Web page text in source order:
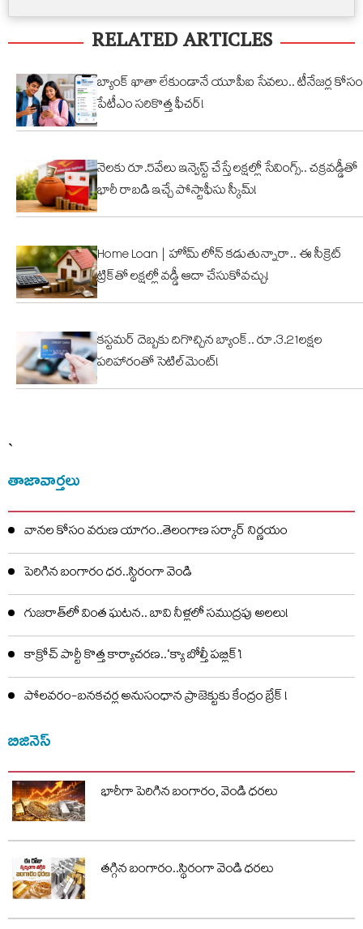
స్వీకారం
నిర్మాణం..
నార్సింగిలో
స్కూల్‌
భవనం
కూల్చివేత
ఏనుగు..
క్యూట్
వీడియో
వైరల్!
RELATED ARTICLES
బ్యాంక్ ఖాతా లేకుండానే యూపీఐ సేవలు.. టీనేజర్ల కోసం
పేటీఎం సరికొత్త ఫీచర్!
నెలకు రూ.5వేలు ఇన్వెస్ట్ చేస్తే లక్షల్లో సేవింగ్స్.. చక్రవడ్డీతో
భారీ రాబడి ఇచ్చే పోస్టాఫీసు స్కీమ్!
Home Loan | హోమ్ లోన్ కడుతున్నారా.. ఈ సీక్రెట్
ట్రిక్‌తో లక్షల్లో వడ్డీ ఆదా చేసుకోవచ్చు!
కస్టమర్ దెబ్బకు దిగొచ్చిన బ్యాంక్.. రూ.3.21లక్షల
పరిహారంతో సెటిల్‌మెంట్!
`
తాజావార్తలు
వానల కోసం వరుణ యాగం..తెలంగాణ సర్కార్ నిర్ణయం
పెరిగిన బంగారం ధర..స్థిరంగా వెండి
గుజరాత్‌లో వింత ఘటన.. బావి నీళ్లలో సముద్రపు అలలు!
కాక్రోచ్ పార్టీ కొత్త కార్యాచరణ..‘క్యా బోల్తీ పబ్లిక్’!
పోలవరం-బనకచర్ల అనుసంధాన ప్రాజెక్టుకు కేంద్రం బ్రేక్ !
బిజినెస్
భారీగా పెరిగిన బంగారం, వెండి ధరలు
తగ్గిన బంగారం..స్థిరంగా వెండి ధరలు